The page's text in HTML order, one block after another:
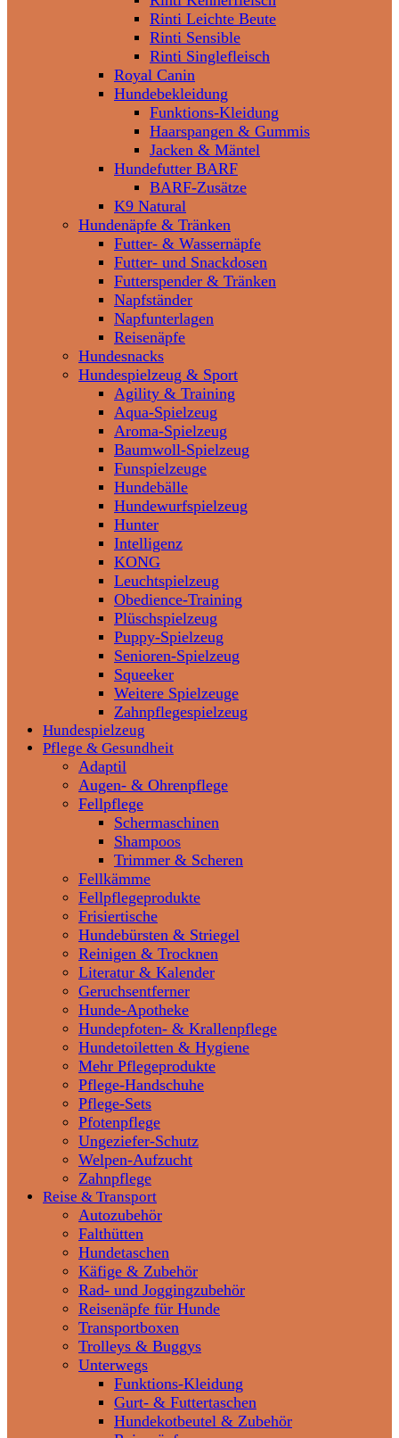
Rinti Leichte Beute
Rinti Sensible
Rinti Singlefleisch
Royal Canin
Hundebekleidung
Funktions-Kleidung
Haarspangen & Gummis
Jacken & Mäntel
Hundefutter BARF
BARF-Zusätze
K9 Natural
Hundenäpfe & Tränken
Futter- & Wassernäpfe
Futter- und Snackdosen
Futterspender & Tränken
Napfständer
Napfunterlagen
Reisenäpfe
Hundesnacks
Hundespielzeug & Sport
Agility & Training
Aqua-Spielzeug
Aroma-Spielzeug
Baumwoll-Spielzeug
Funspielzeuge
Hundebälle
Hundewurfspielzeug
Hunter
Intelligenz
KONG
Leuchtspielzeug
Obedience-Training
Plüschspielzeug
Puppy-Spielzeug
Senioren-Spielzeug
Squeeker
Weitere Spielzeuge
Zahnpflegespielzeug
Hundespielzeug
Pflege & Gesundheit
Adaptil
Augen- & Ohrenpflege
Fellpflege
Schermaschinen
Shampoos
Trimmer & Scheren
Fellkämme
Fellpflegeprodukte
Frisiertische
Hundebürsten & Striegel
Reinigen & Trocknen
Literatur & Kalender
Geruchsentferner
Hunde-Apotheke
Hundepfoten- & Krallenpflege
Hundetoiletten & Hygiene
Mehr Pflegeprodukte
Pflege-Handschuhe
Pflege-Sets
Pfotenpflege
Ungeziefer-Schutz
Welpen-Aufzucht
Zahnpflege
Reise & Transport
Autozubehör
Falthütten
Hundetaschen
Käfige & Zubehör
Rad- und Joggingzubehör
Reisenäpfe für Hunde
Transportboxen
Trolleys & Buggys
Unterwegs
Funktions-Kleidung
Gurt- & Futtertaschen
Hundekotbeutel & Zubehör